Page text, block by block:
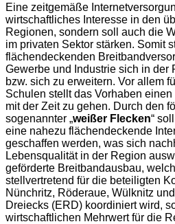
Eine zeitgemäße
wirtschaftliches Interesse in den
Regionen, sondern soll auch die
im privaten Sektor stärken. Somit
flächendeckenden
Gewerbe und Industrie sich in der
bzw. sich zu erweitern. Vor allem
Schulen stellt das Vorhaben einen
mit der Zeit zu gehen. Durch den
sogenannter „weißer Flecken“
eine nahezu flächendeckende
geschaffen werden, was sich
Lebensqualität in der Region
geförderte Breitbandausbau,
stellvertretend für die beteiligten
Nünchritz, Röderaue, Wülknitz
Dreiecks (ERD) koordiniert wird,
wirtschaftlichen Mehrwert für die